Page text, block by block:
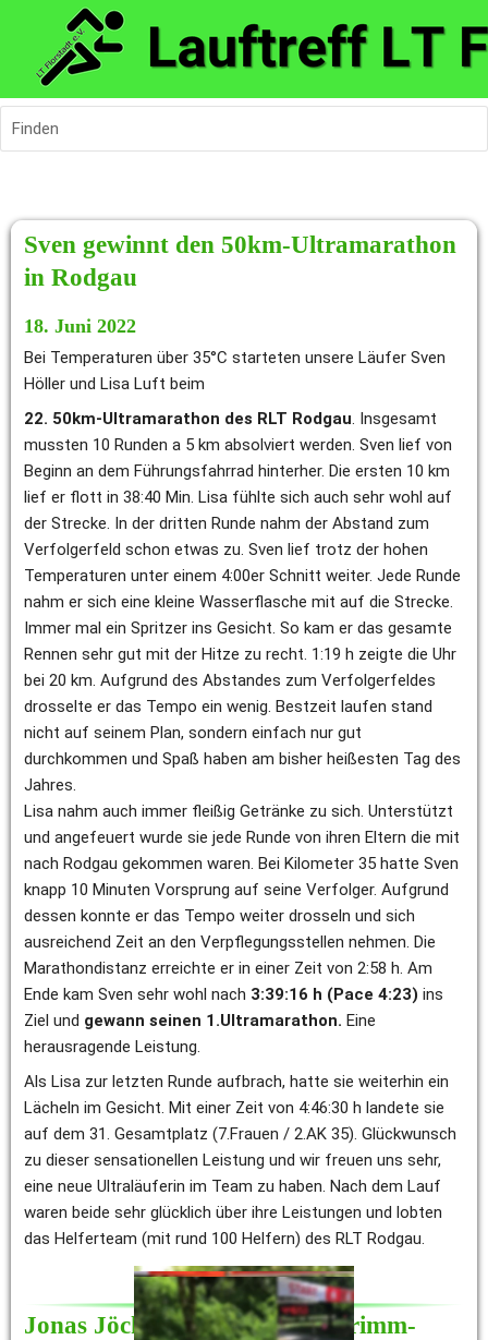
Finden
Sven gewinnt den 50km-Ultramarathon
in Rodgau
18. Juni 2022
Bei Temperaturen über 35°C starteten unsere Läufer Sven
Höller und Lisa Luft beim
22. 50km-Ultramarathon des RLT Rodgau. Insgesamt
mussten 10 Runden a 5 km absolviert werden. Sven lief von
Beginn an dem Führungsfahrrad hinterher. Die ersten 10 km
lief er flott in 38:40 Min. Lisa fühlte sich auch sehr wohl auf
der Strecke. In der dritten Runde nahm der Abstand zum
Verfolgerfeld schon etwas zu. Sven lief trotz der hohen
Temperaturen unter einem 4:00er Schnitt weiter. Jede Runde
nahm er sich eine kleine Wasserflasche mit auf die Strecke.
Immer mal ein Spritzer ins Gesicht. So kam er das gesamte
Rennen sehr gut mit der Hitze zu recht. 1:19 h zeigte die Uhr
bei 20 km. Aufgrund des Abstandes zum Verfolgerfeldes
drosselte er das Tempo ein wenig. Bestzeit laufen stand
nicht auf seinem Plan, sondern einfach nur gut
durchkommen und Spaß haben am bisher heißesten Tag des
Jahres.
Lisa nahm auch immer fleißig Getränke zu sich. Unterstützt
und angefeuert wurde sie jede Runde von ihren Eltern die mit
nach Rodgau gekommen waren. Bei Kilometer 35 hatte Sven
knapp 10 Minuten Vorsprung auf seine Verfolger. Aufgrund
dessen konnte er das Tempo weiter drosseln und sich
ausreichend Zeit an den Verpflegungsstellen nehmen. Die
Marathondistanz erreichte er in einer Zeit von 2:58 h. Am
Ende kam Sven sehr wohl nach 3:39:16 h (Pace 4:23) ins
Ziel und gewann seinen 1.Ultramarathon. Eine
herausragende Leistung.
Als Lisa zur letzten Runde aufbrach, hatte sie weiterhin ein
Lächeln im Gesicht. Mit einer Zeit von 4:46:30 h landete sie
auf dem 31. Gesamtplatz (7.Frauen / 2.AK 35). Glückwunsch
zu dieser sensationellen Leistung und wir freuen uns sehr,
eine neue Ultraläuferin im Team zu haben. Nach dem Lauf
waren beide sehr glücklich über ihre Leistungen und lobten
das Helferteam (mit rund 100 Helfern) des RLT Rodgau.
Jonas Jöckel finisht Brüder-Grimm-